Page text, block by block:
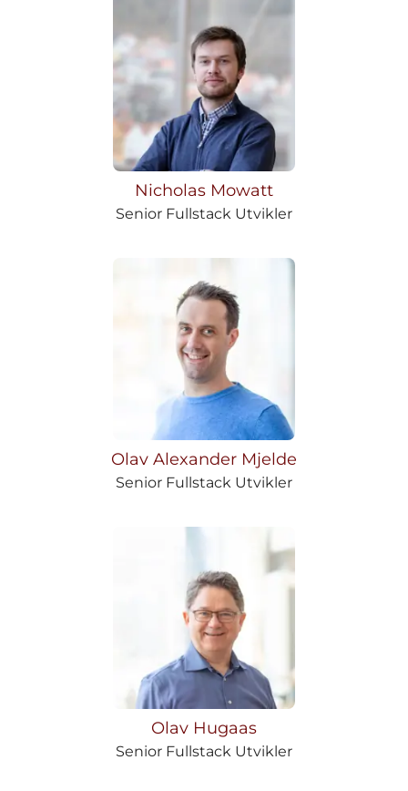
Nicholas Mowatt
Senior Fullstack Utvikler
Olav Alexander Mjelde
Senior Fullstack Utvikler
Olav Hugaas
Senior Fullstack Utvikler